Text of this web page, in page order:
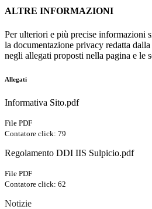
ALTRE INFORMAZIONI
Per ulteriori e più precise informazioni
la documentazione privacy redatta
negli allegati proposti nella pagina e le
Allegati
Informativa Sito.pdf
File PDF
Contatore click: 79
Regolamento DDI IIS Sulpicio.pdf
File PDF
Contatore click: 62
Notizie